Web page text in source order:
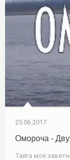
25.06.2017
Омороча -
Тайга моя